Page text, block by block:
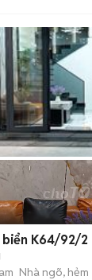
biển K64/92/
Nhà ngõ, hẻm